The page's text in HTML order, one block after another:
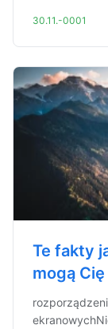
30.11.-0001
Te fakty
mogą